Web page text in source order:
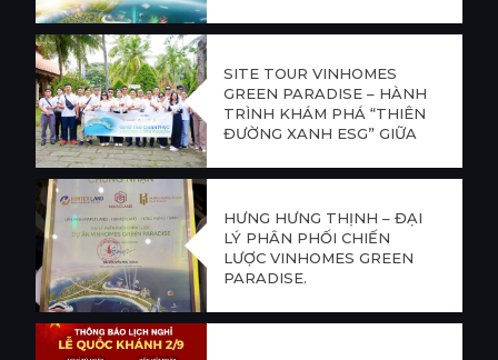
SITE TOUR VINHOMES
GREEN PARADISE – HÀNH
TRÌNH KHÁM PHÁ “THIÊN
ĐƯỜNG XANH ESG” GIỮA
HƯNG HƯNG THỊNH – ĐẠI
LÝ PHÂN PHỐI CHIẾN
LƯỢC VINHOMES GREEN
PARADISE.